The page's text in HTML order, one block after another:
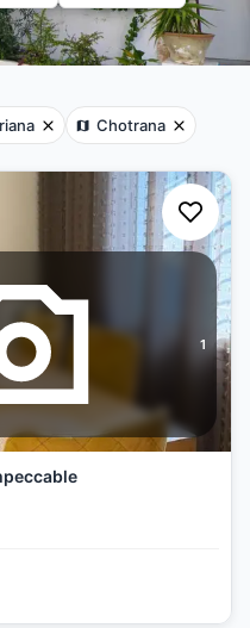
Chotrana
1